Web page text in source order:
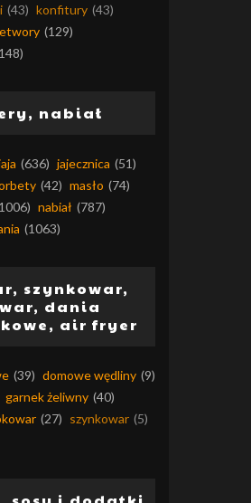
(43) konfitury (43)
(129)
nabiał
(636) jajecznica (51)
(42) masło (74)
nabiał (787)
(1063)
szynkowar,
dania
air fryer
(39) domowe wędliny (9)
garnek żeliwny (40)
(27) szynkowar (5)